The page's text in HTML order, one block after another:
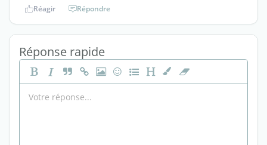
Réagir Répondre
Réponse rapide